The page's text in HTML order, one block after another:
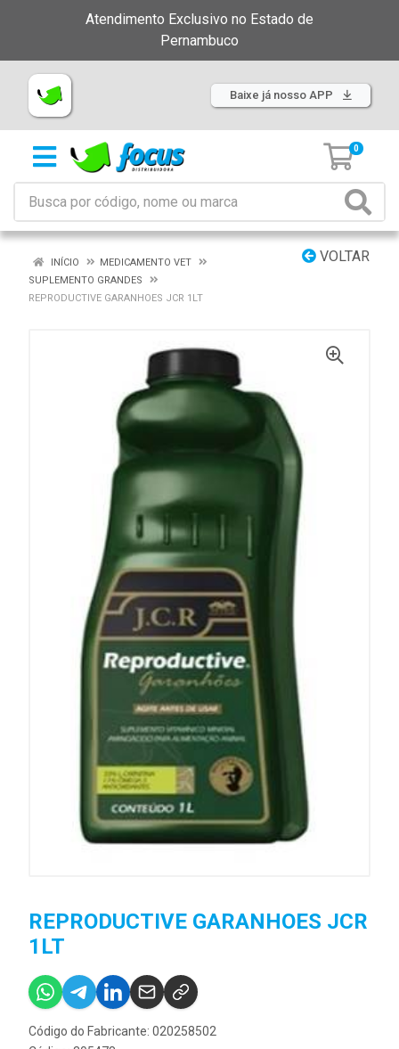
Atendimento Exclusivo no Estado de
Pernambuco
Baixe já nosso APP
0
VOLTAR
INÍCIO
MEDICAMENTO VET
SUPLEMENTO GRANDES
REPRODUCTIVE GARANHOES JCR 1LT
REPRODUCTIVE GARANHOES JCR
1LT
Código do Fabricante: 020258502